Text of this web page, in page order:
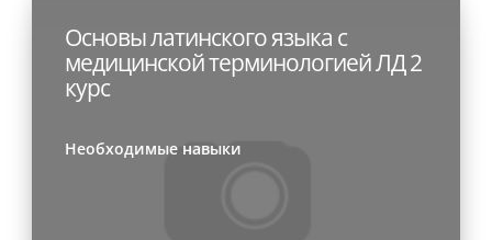
Основы латинского языка с
медицинской терминологией ЛД 2
курс
Необходимые навыки